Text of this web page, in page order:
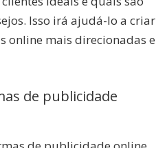
Isso irá ajudá-lo a criar
online mais direcionadas e
de publicidade